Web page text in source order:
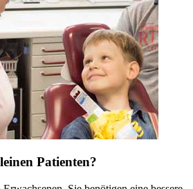
Patienten?